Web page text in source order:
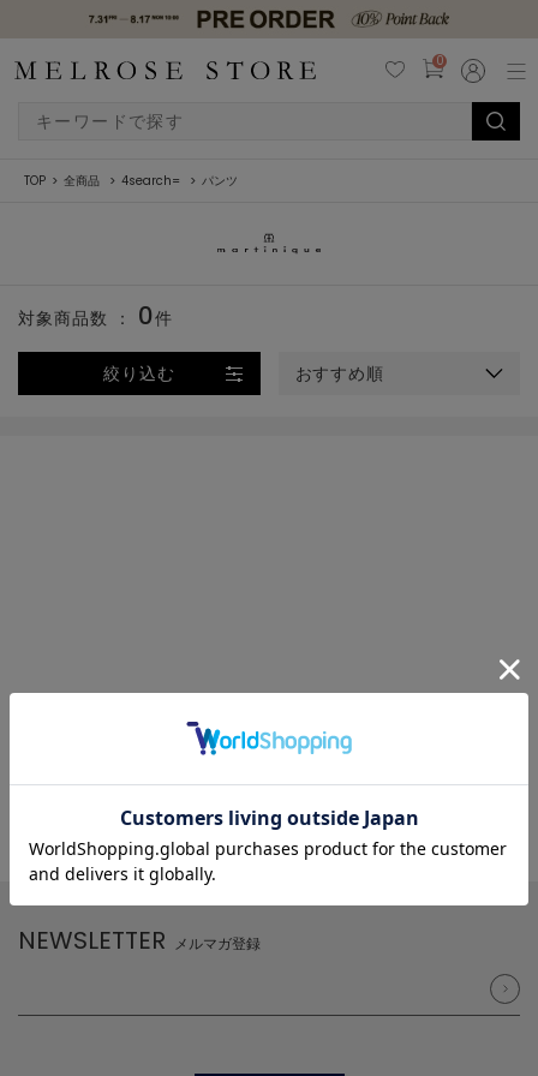
0
TOP 全商品 4search= パンツ
絞り込む おすすめ順
対象商品数 ： 0件
NEWSLETTER メルマガ登録